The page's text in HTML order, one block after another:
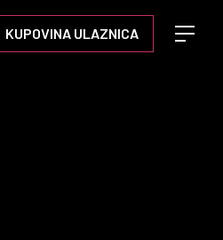
KUPOVINA ULAZNICA
Open